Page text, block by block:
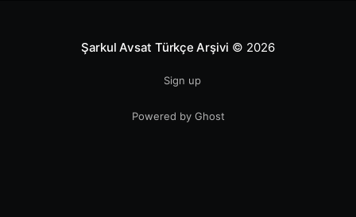
Şarkul Avsat Türkçe Arşivi © 2026
Sign up
Powered by Ghost